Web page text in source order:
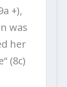
+),
was
her
(8c)